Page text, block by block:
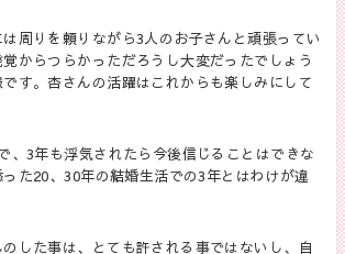
周りを頼りながら3人のお子さんと頑張ってい
覚からつらかっただろうし大変だったでしょう
す。杏さんの活躍はこれからも楽しみにして
、3年も浮気されたら今後信じることはできな
た20、30年の結婚生活での3年とはわけが違
した事は、とても許される事ではないし、自